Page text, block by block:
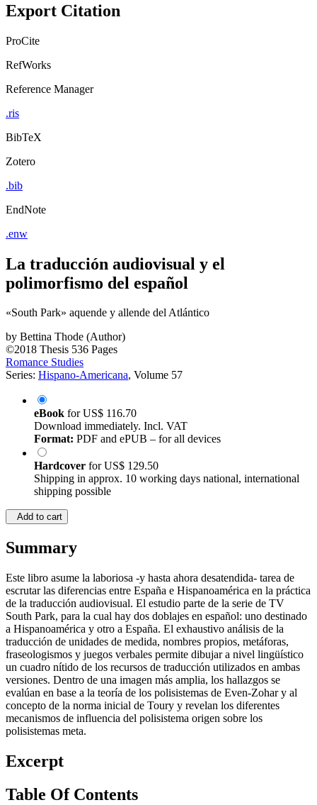
Export Citation
ProCite
RefWorks
Reference Manager
.ris
BibTeX
Zotero
.bib
EndNote
.enw
La traducción audiovisual y el
polimorfismo del español
«South Park» aquende y allende del Atlántico
by Bettina Thode (Author)
©2018 Thesis 536 Pages
Romance Studies
Series: Hispano-Americana, Volume 57
eBook forUS$ 116.70
Download immediately. Incl. VAT
Format: PDF and ePUB – for all devices
Hardcover forUS$ 129.50
Shipping in approx. 10 working days national, international
shipping possible
Add to cart
Summary
Este libro asume la laboriosa -y hasta ahora desatendida- tarea de
escrutar las diferencias entre España e Hispanoamérica en la práctica
de la traducción audiovisual. El estudio parte de la serie de TV
South Park, para la cual hay dos doblajes en español: uno destinado
a Hispanoamérica y otro a España. El exhaustivo análisis de la
traducción de unidades de medida, nombres propios, metáforas,
fraseologismos y juegos verbales permite dibujar a nivel lingüístico
un cuadro nítido de los recursos de traducción utilizados en ambas
versiones. Dentro de una imagen más amplia, los hallazgos se
evalúan en base a la teoría de los polisistemas de Even-Zohar y al
concepto de la norma inicial de Toury y revelan los diferentes
mecanismos de influencia del polisistema origen sobre los
polisistemas meta.
Excerpt
Table Of Contents